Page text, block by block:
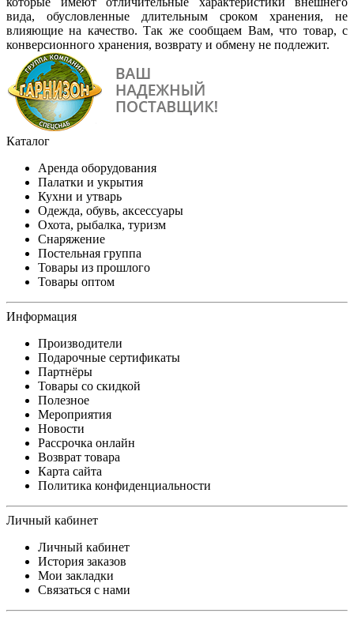
вида, обусловленные длительным сроком хранения, не
влияющие на качество. Так же сообщаем Вам, что товар, с
конверсионного хранения, возврату и обмену не подлежит.
Каталог
Аренда оборудования
Палатки и укрытия
Кухни и утварь
Одежда, обувь, аксессуары
Охота, рыбалка, туризм
Снаряжение
Постельная группа
Товары из прошлого
Товары оптом
Информация
Производители
Подарочные сертификаты
Партнёры
Товары со скидкой
Полезное
Мероприятия
Новости
Рассрочка онлайн
Возврат товара
Карта сайта
Политика конфиденциальности
Личный кабинет
Личный кабинет
История заказов
Мои закладки
Связаться с нами